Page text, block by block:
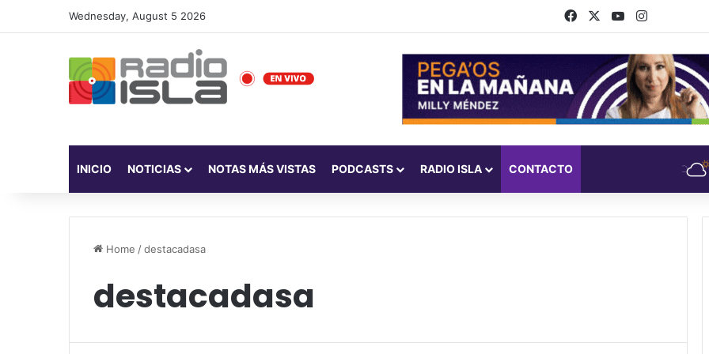
Wednesday, August 5 2026 FacebookYouTubeInstagram
INICIO NOTICIAS NOTAS MÁS VISTAS PODCASTS RADIO ISLA CONTACTO
Home /destacadasa
destacadasa